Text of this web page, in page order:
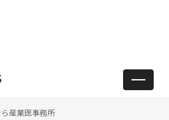
産業医事務所